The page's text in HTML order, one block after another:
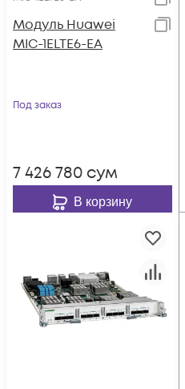
Модуль Huawei
MIC-1ELTE6-EA
Под заказ
7 426 780 сум
В корзину